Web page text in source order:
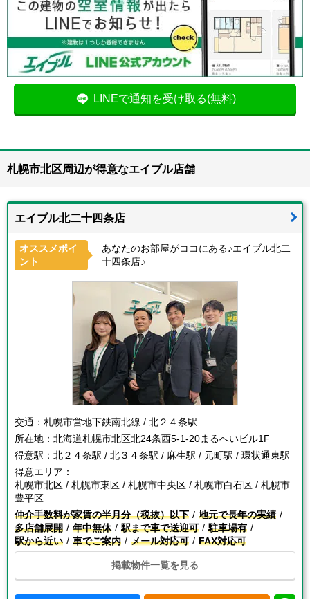
LINEで通知を受け取る(無料)
札幌市北区周辺が得意なエイブル店舗
エイブル北二十四条店
オススメポイ
ント
あなたのお部屋がココにある♪エイブル北二
十四条店♪
交通： 札幌市営地下鉄南北線 / 北２４条駅
所在地： 北海道札幌市北区北24条西5-1-20まるへいビル1F
得意駅： 北２４条駅 / 北３４条駅 / 麻生駅 / 元町駅 / 環状通東駅
得意エリア：
札幌市北区 / 札幌市東区 / 札幌市中央区 / 札幌市白石区 / 札幌市
豊平区
仲介手数料が家賃の半月分（税抜）以下
地元で長年の実績
多店舗展開
年中無休 駅まで車で送迎可
駐車場有
駅から近い
車でご案内 メール対応可 FAX対応可
掲載物件一覧を見る